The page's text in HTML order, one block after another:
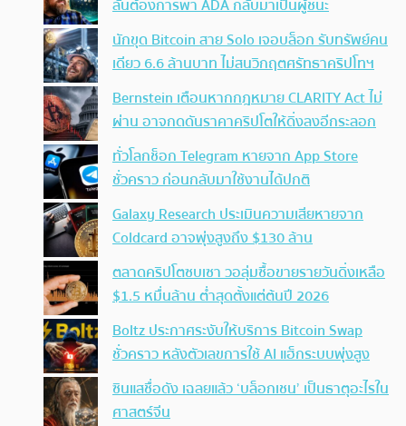
ลั่นต้องการพา ADA กลับมาเป็นผู้ชนะ
นักขุด Bitcoin สาย Solo เจอบล็อก รับทรัพย์คน
เดียว 6.6 ล้านบาท ไม่สนวิกฤตศรัทธาคริปโทฯ
Bernstein เตือนหากกฎหมาย CLARITY Act ไม่
ผ่าน อาจกดดันราคาคริปโตให้ดิ่งลงอีกระลอก
ทั่วโลกช็อก Telegram หายจาก App Store
ชั่วคราว ก่อนกลับมาใช้งานได้ปกติ
Galaxy Research ประเมินความเสียหายจาก
Coldcard อาจพุ่งสูงถึง $130 ล้าน
ตลาดคริปโตซบเซา วอลุ่มซื้อขายรายวันดิ่งเหลือ
$1.5 หมื่นล้าน ต่ำสุดตั้งแต่ต้นปี 2026
Boltz ประกาศระงับให้บริการ Bitcoin Swap
ชั่วคราว หลังตัวเลขการใช้ AI แฮ็กระบบพุ่งสูง
ซินแสชื่อดัง เฉลยแล้ว ‘บล็อกเชน’ เป็นธาตุอะไรใน
ศาสตร์จีน